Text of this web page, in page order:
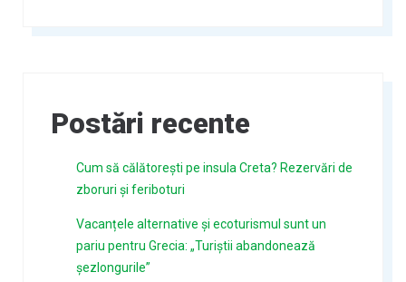
Postări recente
Cum să călătorești pe insula Creta? Rezervări de
zboruri și feriboturi
Vacanțele alternative și ecoturismul sunt un
pariu pentru Grecia: „Turiștii abandonează
șezlongurile”